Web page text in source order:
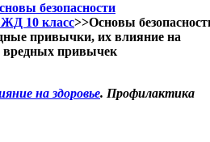
безопасности
10 класс>>Основы
привычки, их влияние на
вредных привычек
на здоровье. Профилактика